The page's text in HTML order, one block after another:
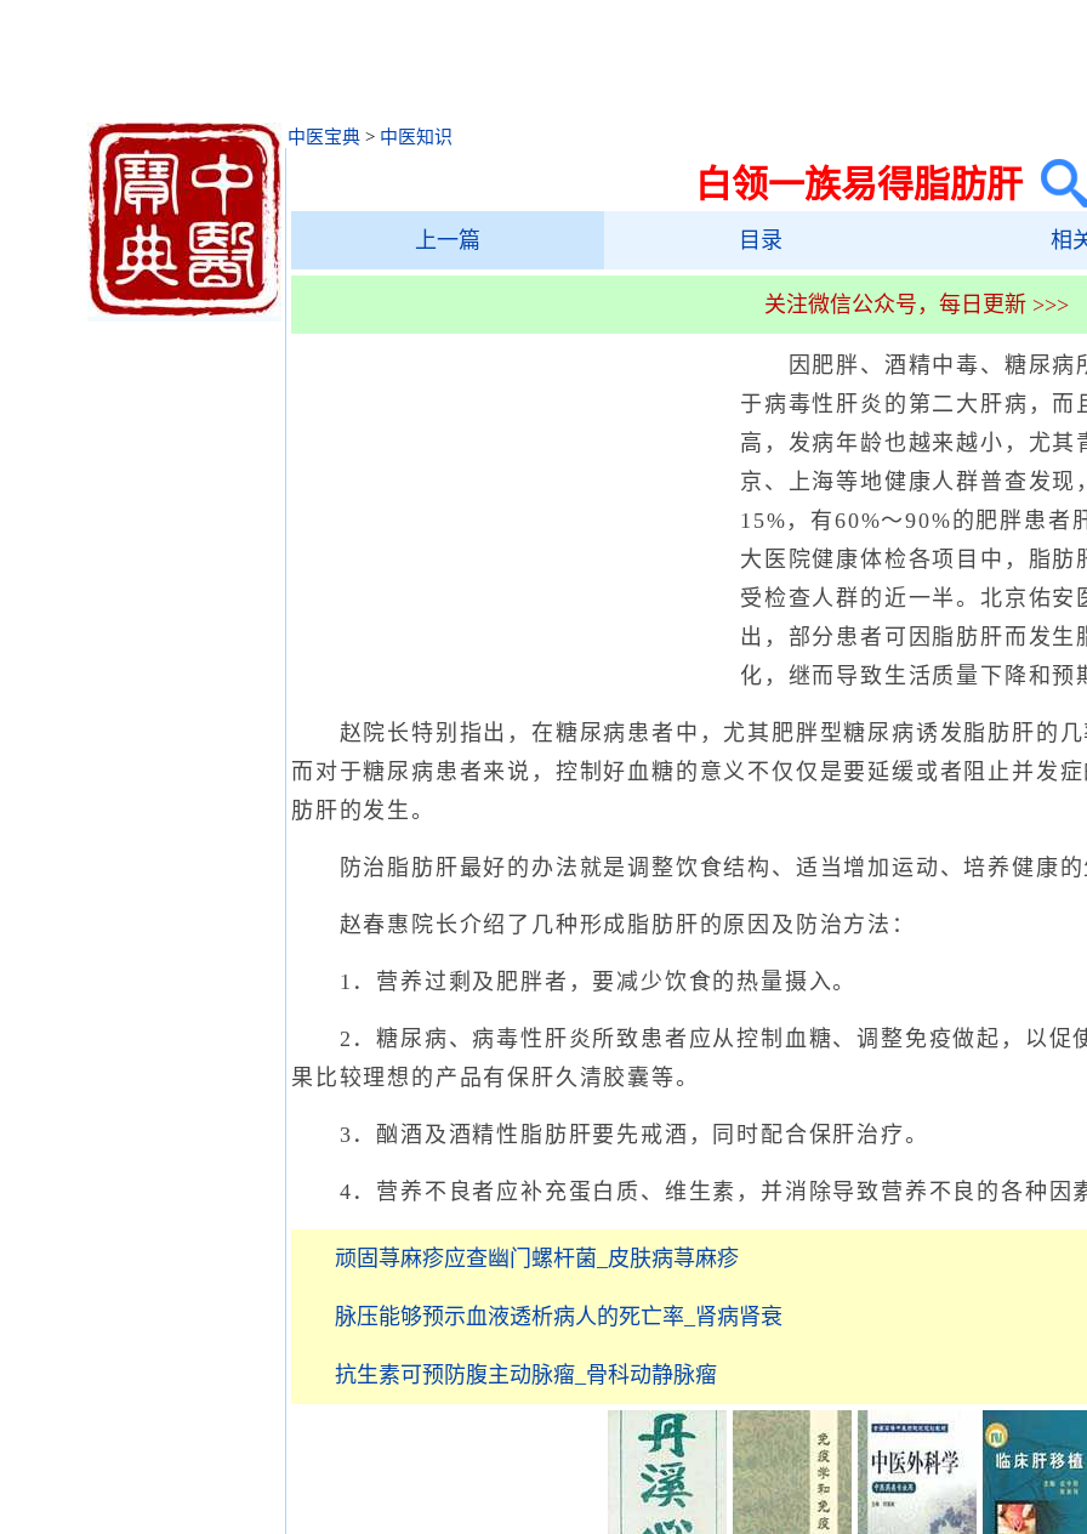
中医宝典 > 中医知识
白领一族易得脂肪肝
上一篇 目录 相
关注微信公众号，每日更新 >>>
因肥胖、酒精中毒、糖尿病
于病毒性肝炎的第二大肝病，
高，发病年龄也越来越小，尤其
京、上海等地健康人群普查发现
15%，有60%～90%的肥胖患者
大医院健康体检各项目中，脂
受检查人群的近一半。北京佑安
出，部分患者可因脂肪肝而发生
化，继而导致生活质量下降和预
赵院长特别指出，在糖尿病患者中，尤其肥胖型糖尿病诱发脂肪肝的几
而对于糖尿病患者来说，控制好血糖的意义不仅仅是要延缓或者阻止并发
肪肝的发生。
防治脂肪肝最好的办法就是调整饮食结构、适当增加运动、培养健康的
赵春惠院长介绍了几种形成脂肪肝的原因及防治方法：
1．营养过剩及肥胖者，要减少饮食的热量摄入。
2．糖尿病、病毒性肝炎所致患者应从控制血糖、调整免疫做起，以促
果比较理想的产品有保肝久清胶囊等。
3．酗酒及酒精性脂肪肝要先戒酒，同时配合保肝治疗。
4．营养不良者应补充蛋白质、维生素，并消除导致营养不良的各种因
顽固荨麻疹应查幽门螺杆菌_皮肤病荨麻疹
脉压能够预示血液透析病人的死亡率_肾病肾衰
抗生素可预防腹主动脉瘤_骨科动静脉瘤